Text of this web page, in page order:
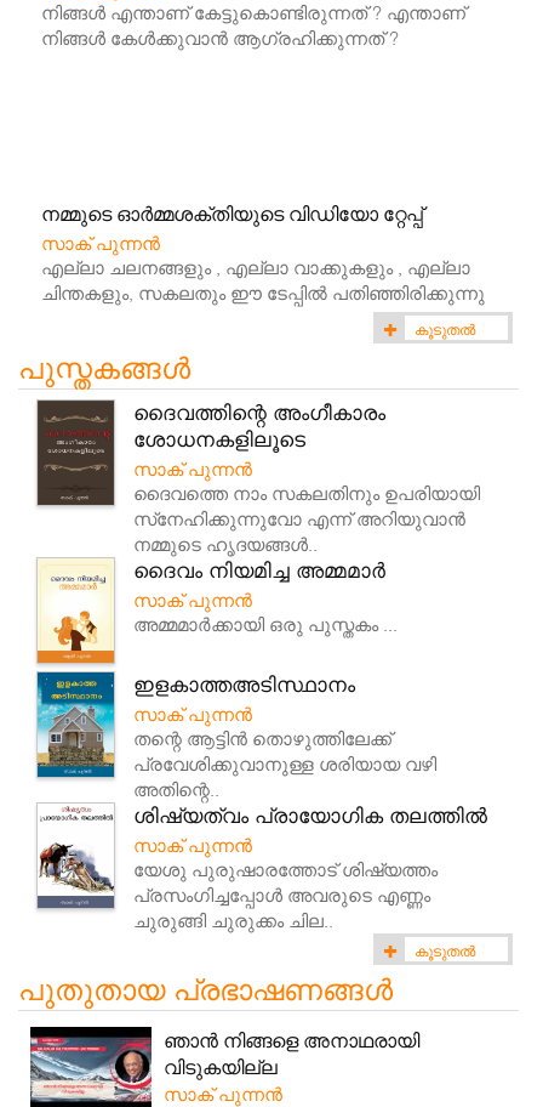
നിങ്ങൾ എന്താണ് കേട്ടുകൊണ്ടിരുന്നത് ? എന്താണ്
നിങ്ങൾ കേൾക്കുവാൻ ആഗ്രഹിക്കുന്നത് ?
നമ്മുടെ ഓര്‍മ്മശക്തിയുടെ വിഡിയോ റ്റേപ്പ്
സാക് പുന്നൻ
എല്ലാ ചലനങ്ങളും , എല്ലാ വാക്കുകളും , എല്ലാ
ചിന്തകളും, സകലതും ഈ ടേപ്പിൽ പതിഞ്ഞിരിക്കുന്നു
കൂടുതൽ
പുസ്തകങ്ങൾ
ദൈവത്തിന്റെ അംഗീകാരം
ശോധനകളിലൂടെ
സാക് പുന്നൻ
ദൈവത്തെ നാം സകലതിനും ഉപരിയായി
സ്‌നേഹിക്കുന്നുവോ എന്ന് അറിയുവാൻ
നമ്മുടെ ഹൃദയങ്ങൾ..
ദൈവം നിയമിച്ച അമ്മമാര്‍
സാക് പുന്നൻ
അമ്മമാർക്കായി ഒരു പുസ്തകം ...
ഇളകാത്തഅടിസ്ഥാനം
സാക് പുന്നൻ
തന്റെ ആട്ടിന്‍ തൊഴുത്തിലേക്ക്
പ്രവേശിക്കുവാനുള്ള ശരിയായ വഴി
അതിന്റെ..
ശിഷ്യത്വം പ്രായോഗിക തലത്തില്‍
സാക് പുന്നൻ
യേശു പുരുഷാരത്തോട് ശിഷ്യത്തം
പ്രസംഗിച്ചപ്പോൾ അവരുടെ എണ്ണം
ചുരുങ്ങി ചുരുക്കം ചില..
കൂടുതൽ
(13)
പുതുതായ പ്രഭാഷണങ്ങൾ
ഞാൻ നിങ്ങളെ അനാഥരായി
വിടുകയില്ല
സാക് പുന്നൻ